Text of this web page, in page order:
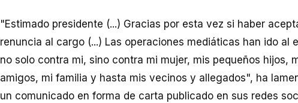
"Estimado presidente (...) Gracias por esta vez si haber
renuncia al cargo (...) Las operaciones mediáticas han ido al
no solo contra mi, sino contra mi mujer, mis pequeños hijos,
amigos, mi familia y hasta mis vecinos y allegados", ha
un comunicado en forma de carta publicado en sus redes